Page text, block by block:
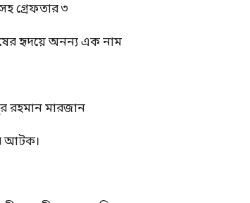
গ্রেফতার ৩
হৃদয়ে অনন্য এক নাম
রহমান মারজান
আটক।